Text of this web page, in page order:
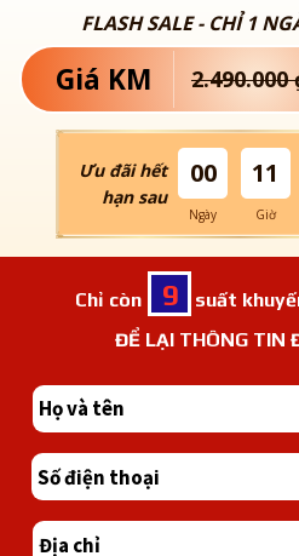
FLASH SALE - CHỈ 1
Ưu đãi hết
hạn sau
00 11
Giờ
Ngày
2.490.000
Giá KM
FREESHIP TOÀN
Chỉ còn suất khuyến
9
ĐỂ LẠI THÔNG TIN